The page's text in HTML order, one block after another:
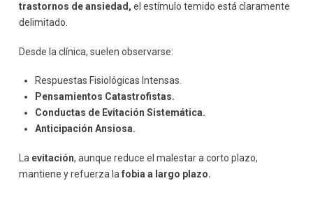
trastornos de ansiedad, el estímulo temido está claramente
delimitado.
Desde la clínica, suelen observarse:
Respuestas Fisiológicas Intensas.
Pensamientos Catastrofistas.
Conductas de Evitación Sistemática.
Anticipación Ansiosa.
La evitación, aunque reduce el malestar a corto plazo,
mantiene y refuerza la fobia a largo plazo.